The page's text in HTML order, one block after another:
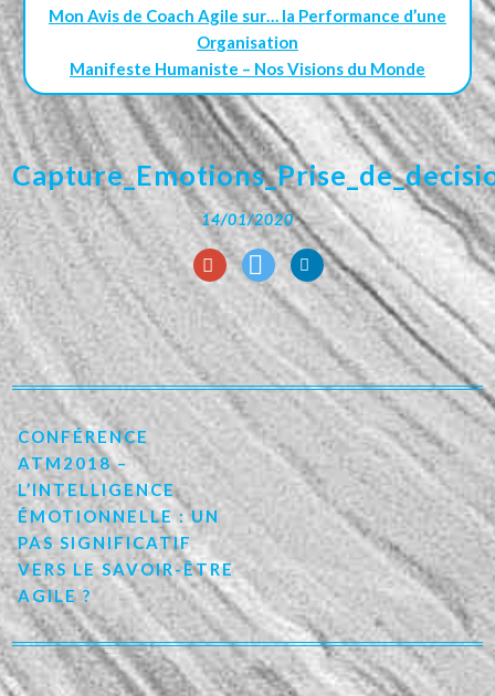
Mon Avis de Coach Agile sur… la Performance d’une
Organisation
Manifeste Humaniste – Nos Visions du Monde
14/01/2020
CONFÉRENCE
ATM2018 –
L’INTELLIGENCE
ÉMOTIONNELLE : UN
PAS SIGNIFICATIF
VERS LE SAVOIR-ÊTRE
AGILE ?